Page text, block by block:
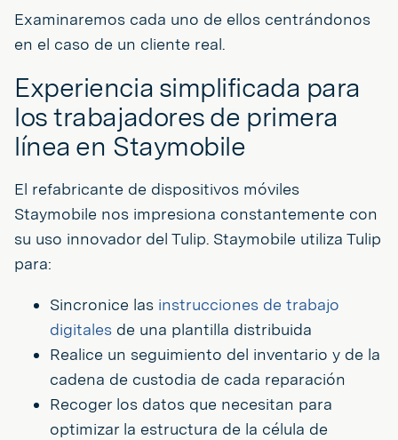
Examinaremos cada uno de ellos centrándonos
en el caso de un cliente real.
Experiencia simplificada para
los trabajadores de primera
línea en Staymobile
El refabricante de dispositivos móviles
Staymobile nos impresiona constantemente con
su uso innovador del Tulip. Staymobile utiliza Tulip
para:
Sincronice las instrucciones de trabajo
digitales de una plantilla distribuida
Realice un seguimiento del inventario y de la
cadena de custodia de cada reparación
Recoger los datos que necesitan para
optimizar la estructura de la célula de